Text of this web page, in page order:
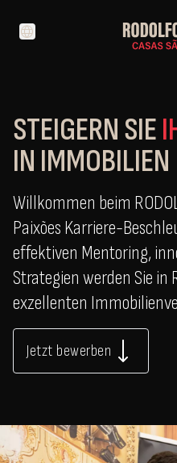
language
STEIGERN SIE
IN IMMOBILIEN
Willkommen beim
Paixões Karriere-
effektiven Mentoring,
Strategien werden Sie
exzellenten
Jetzt bewerben